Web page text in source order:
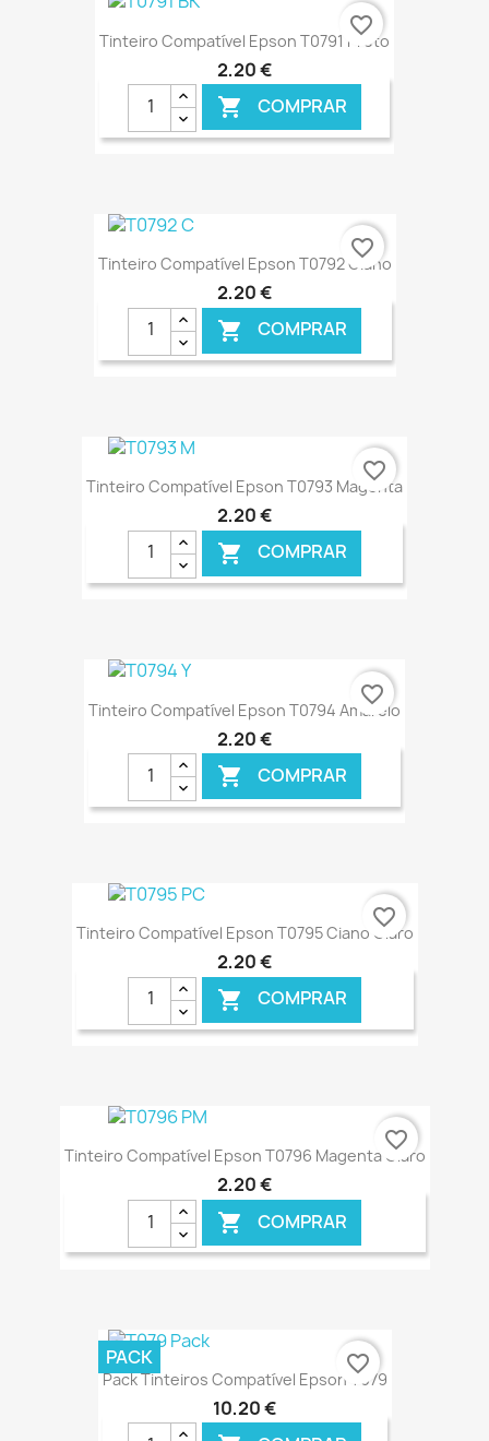
€ ONLINE
Tinteiro Compatível Epson T0791 Preto
2,20 €
 COMPRAR
€ ONLINE
favorite_border
Tinteiro Compatível Epson T0792 Ciano
2,20 €
 COMPRAR
€ ONLINE
favorite_border
Tinteiro Compatível Epson T0793 Magenta
2,20 €
 COMPRAR
€ ONLINE
favorite_border
Tinteiro Compatível Epson T0794 Amarelo
2,20 €
 COMPRAR
€ ONLINE
favorite_border
Tinteiro Compatível Epson T0795 Ciano Claro
2,20 €
 COMPRAR
€ ONLINE
favorite_border
Tinteiro Compatível Epson T0796 Magenta Claro
2,20 €
 COMPRAR
€ ONLINE
favorite_border
Pack Tinteiros Compatível Epson T079
10,20 €
PACK favorite_border